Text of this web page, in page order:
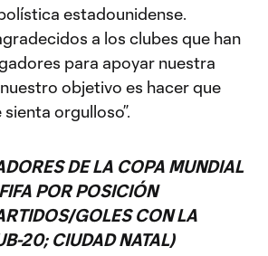
estadounidense.
a los clubes que han
para apoyar nuestra
objetivo es hacer que
orgulloso”.
DE LA COPA MUNDIAL
POR POSICIÓN
GOLES CON LA
20; CIUDAD NATAL)